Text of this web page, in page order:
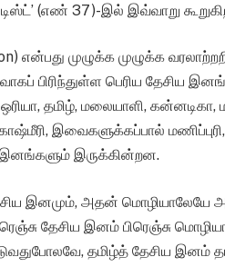
(எண் 37)-இல் இவ்வாறு
என்பது முழுக்க முழுக்க
பிரிந்துள்ள பெரிய தேசிய
தமிழ், மலையாளி, கன்னடிகா,
இவைகளுக்கப்பால் மணிப்புரி,
இனங்களும் இருக்கின்றன.
இனமும், அதன் மொழியாலேயே
தேசிய இனம் பிரெஞ்சு
தமிழ்த் தேசிய இனம்